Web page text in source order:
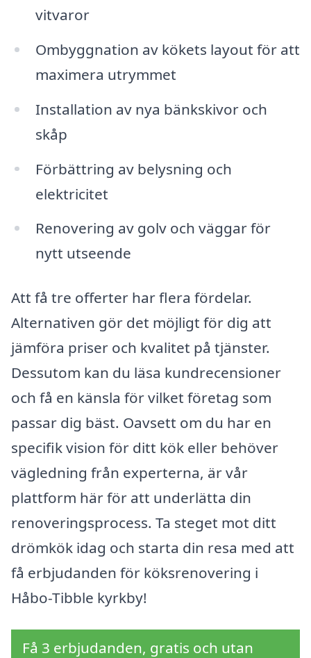
vitvaror
Ombyggnation av kökets layout för att
maximera utrymmet
Installation av nya bänkskivor och
skåp
Förbättring av belysning och
elektricitet
Renovering av golv och väggar för
nytt utseende
Att få tre offerter har flera fördelar.
Alternativen gör det möjligt för dig att
jämföra priser och kvalitet på tjänster.
Dessutom kan du läsa kundrecensioner
och få en känsla för vilket företag som
passar dig bäst. Oavsett om du har en
specifik vision för ditt kök eller behöver
vägledning från experterna, är vår
plattform här för att underlätta din
renoveringsprocess. Ta steget mot ditt
drömkök idag och starta din resa med att
få erbjudanden för köksrenovering i
Håbo-Tibble kyrkby!
Få 3 erbjudanden, gratis och utan